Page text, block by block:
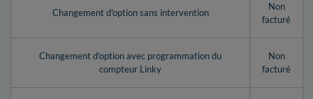
Changement d'option sans intervention
Non
facturé
Changement d'option avec programmation du
compteur Linky
Non
facturé